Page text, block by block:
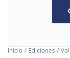
Inicio / Ediciones /